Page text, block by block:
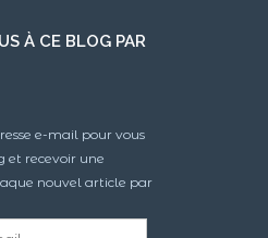
À CE BLOG PAR
e-mail pour vous
et recevoir une
nouvel article par